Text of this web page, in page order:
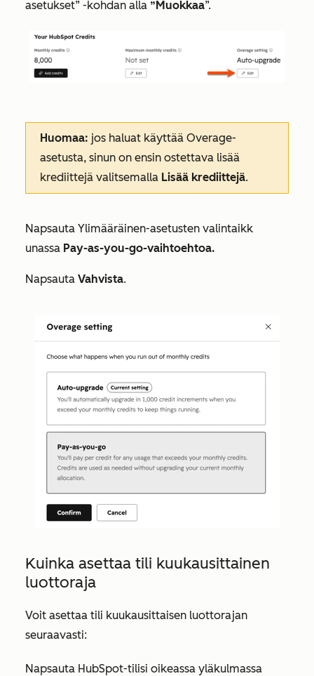
asetukset” -kohdan alla ”Muokkaa”.
Huomaa: jos haluat käyttää Overage-
asetusta, sinun on ensin ostettava lisää
krediittejä valitsemalla Lisää krediittejä.
Napsauta Ylimääräinen-asetusten valintaikk
unassa Pay-as-you-go-vaihtoehtoa.
Napsauta Vahvista.
Kuinka asettaa tili kuukausittainen
luottoraja
Voit asettaa tili kuukausittaisen luottorajan
seuraavasti:
Napsauta HubSpot-tilisi oikeassa yläkulmassa